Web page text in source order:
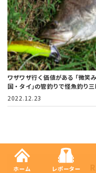
ワザワザ行く価値がある ｢微笑
国・タイ｣の管釣りで怪魚釣り
2022.12.23
ホーム レポーター